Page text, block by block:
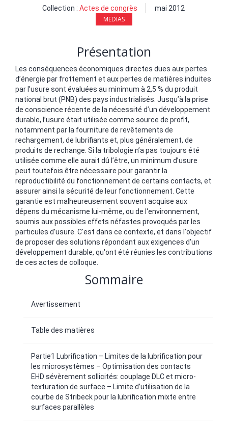
Collection : Actes de congrès mai 2012
MEDIAS
Présentation
Les conséquences économiques directes dues aux pertes
d’énergie par frottement et aux pertes de matières induites
par l’usure sont évaluées au minimum à 2,5 % du produit
national brut (PNB) des pays industrialisés. Jusqu’à la prise
de conscience récente de la nécessité d’un développement
durable, l’usure était utilisée comme source de profit,
notamment par la fourniture de revêtements de
rechargement, de lubrifiants et, plus généralement, de
produits de rechange. Si la tribologie n’a pas toujours été
utilisée comme elle aurait dû l’être, un minimum d’usure
peut toutefois être nécessaire pour garantir la
reproductibilité du fonctionnement de certains contacts, et
assurer ainsi la sécurité de leur fonctionnement. Cette
garantie est malheureusement souvent acquise aux
dépens du mécanisme lui-même, ou de l'environnement,
soumis aux possibles effets néfastes provoqués par les
particules d’usure. C'est dans ce contexte, et dans l'objectif
de proposer des solutions répondant aux exigences d'un
développement durable, qu'ont été réunies les contributions
de ces actes de colloque.
Sommaire
Avertissement
Table des matières
Partie1 Lubrification – Limites de la lubrification pour
les microsystèmes – Optimisation des contacts
EHD sévèrement sollicités: couplage DLC et micro-
texturation de surface – Limite d’utilisation de la
courbe de Stribeck pour la lubrification mixte entre
surfaces parallèles